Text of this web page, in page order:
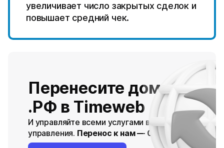
увеличивает число закрытых сделок и
повышает средний чек.
Перенесите домены
.РФ в Timeweb
И управляйте всеми услугами в одной панели
управления. Перенос к нам — 0 рублей